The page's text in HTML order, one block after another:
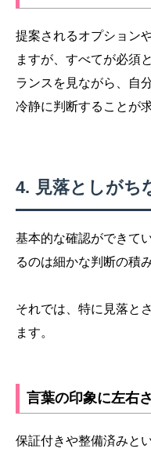
提案されるオプション
ますが、すべてが必須
ランスを見ながら、自
冷静に判断することが
見落としがち
基本的な確認ができて
るのは細かな判断の積
それでは、特に見落と
ます。
言葉の印象に左右
保証付きや整備済みと